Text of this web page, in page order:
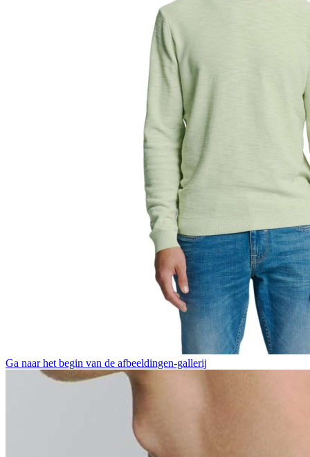
Ga naar het begin van de afbeeldingen-gallerij